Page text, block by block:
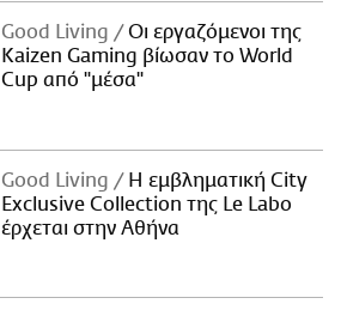
Good Living
Οι εργαζόμενοι της
Kaizen Gaming βίωσαν το World
Cup από "μέσα"
Good Living
Η εμβληματική City
Exclusive Collection της Le Labo
έρχεται στην Αθήνα